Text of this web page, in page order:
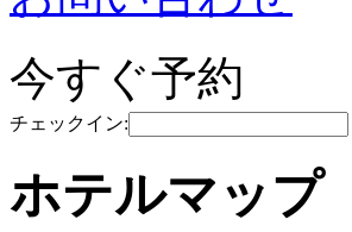
今すぐ予約
チェックイン:
ホテルマップ